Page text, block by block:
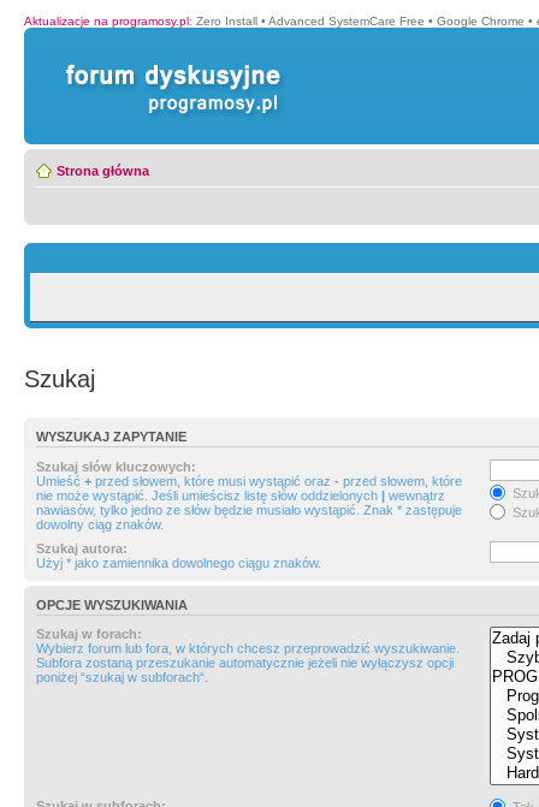
Aktualizacje na programosy.pl: Zero Install • Advanced SystemCare Free • Google Chrome •
Strona główna
Szukaj
WYSZUKAJ ZAPYTANIE
Szukaj słów kluczowych:
Umieść + przed słowem, które musi wystąpić oraz - przed słowem, które
nie może wystąpić. Jeśli umieścisz listę słów oddzielonych | wewnątrz
nawiasów, tylko jedno ze słów będzie musiało wystąpić. Znak * zastępuje
dowolny ciąg znaków.
Szukaj autora:
Użyj * jako zamiennika dowolnego ciągu znaków.
OPCJE WYSZUKIWANIA
Szukaj w forach:
Wybierz forum lub fora, w których chcesz przeprowadzić wyszukiwanie.
Subfora zostaną przeszukanie automatycznie jeżeli nie wyłączysz opcji
poniżej “szukaj w subforach“.